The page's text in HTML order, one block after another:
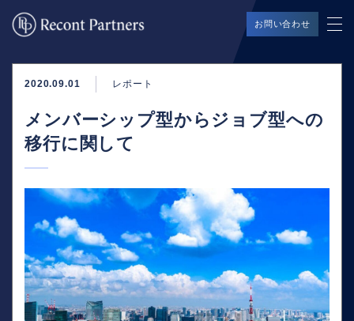
お問い合わせ
2020.09.01 レポート
メンバーシップ型からジョブ型への
移行に関して